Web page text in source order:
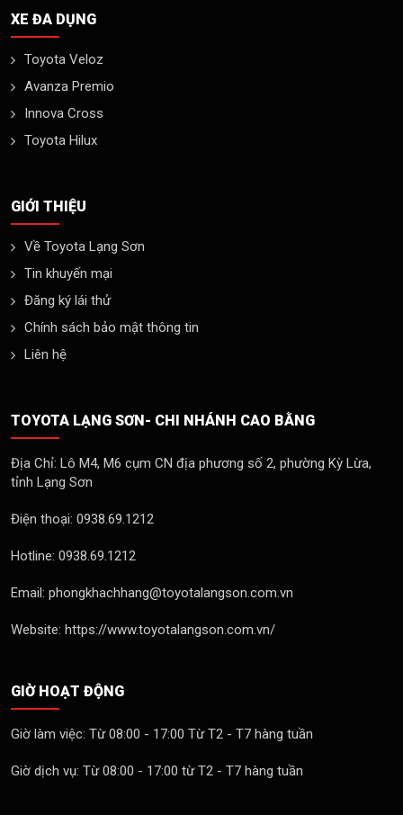
XE ĐA DỤNG
Toyota Veloz
Avanza Premio
Innova Cross
Toyota Hilux
GIỚI THIỆU
Về Toyota Lạng Sơn
Tin khuyến mại
Đăng ký lái thử
Chính sách bảo mật thông tin
Liên hệ
TOYOTA LẠNG SƠN- CHI NHÁNH CAO BẰNG
Địa Chỉ: Lô M4, M6 cụm CN địa phương số 2, phường Kỳ Lừa,
tỉnh Lạng Sơn
Điện thoại: 0938.69.1212
Hotline: 0938.69.1212
Email: phongkhachhang@toyotalangson.com.vn
Website: https://www.toyotalangson.com.vn/
GIỜ HOẠT ĐỘNG
Giờ làm việc: Từ 08:00 - 17:00 Từ T2 - T7 hàng tuần
Giờ dịch vụ: Từ 08:00 - 17:00 từ T2 - T7 hàng tuần